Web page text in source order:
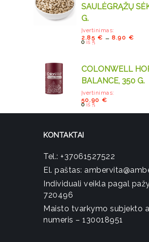
SAULĖGRĄŽŲ
G.
Įvertinimas:
0iš 5
2.85 € – 8.90 €
COLONWELL
BALANCE, 350 G.
Įvertinimas:
0iš 5
50.90 €
KONTAKTAI
Tel.: +37061527522
El. paštas:
Individuali veikla pagal
720496
Maisto tvarkymo subjekto
numeris – 130018951